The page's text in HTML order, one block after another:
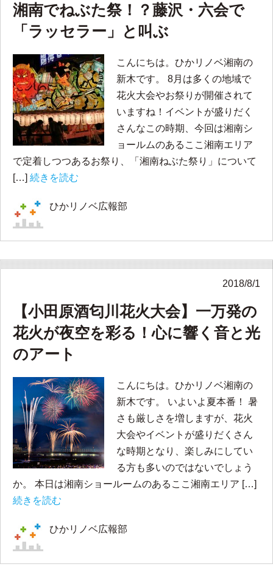
湘南でねぶた祭！？藤沢・六会で
「ラッセラー」と叫ぶ
こんにちは。ひかリノベ湘南の
新木です。 8月は多くの地域で
花火大会やお祭りが開催されて
いますね！イベントが盛りだく
さんなこの時期、今回は湘南シ
ョールムのあるここ湘南エリア
で定着しつつあるお祭り、「湘南ねぶた祭り」について
[…] 続きを読む
ひかリノベ広報部
2018/8/1
【小田原酒匂川花火大会】一万発の
花火が夜空を彩る！心に響く音と光
のアート
こんにちは。ひかリノベ湘南の
新木です。 いよいよ夏本番！ 暑
さも厳しさを増しますが、花火
大会やイベントが盛りだくさん
な時期となり、楽しみにしてい
る方も多いのではないでしょう
か。 本日は湘南ショールームのあるここ湘南エリア […]
続きを読む
ひかリノベ広報部